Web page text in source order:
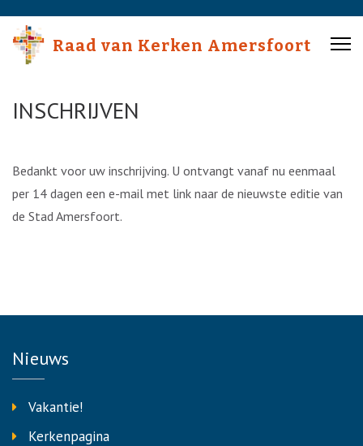
content
Enter)
Raad van Kerken Amersfoort
INSCHRIJVEN
Bedankt voor uw inschrijving. U ontvangt vanaf nu eenmaal
per 14 dagen een e-mail met link naar de nieuwste editie van
de Stad Amersfoort.
Nieuws
Vakantie!
Kerkenpagina